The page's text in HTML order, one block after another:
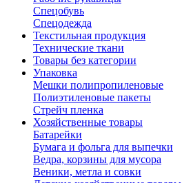
Спецобувь
Спецодежда
Текстильная продукция
Технические ткани
Товары без категории
Упаковка
Мешки полипропиленовые
Полиэтиленовые пакеты
Стрейч пленка
Хозяйственные товары
Батарейки
Бумага и фольга для выпечки
Ведра, корзины для мусора
Веники, метла и совки